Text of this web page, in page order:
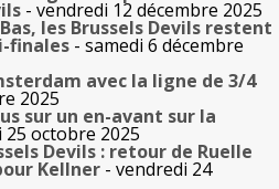
- vendredi 12 décembre 2025
les Brussels Devils restent
finales - samedi 6 décembre
avec la ligne de 3/4
2025
sur un en-avant sur la
25 octobre 2025
Devils : retour de Ruelle
Kellner - vendredi 24